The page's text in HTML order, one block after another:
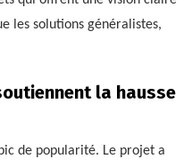
les solutions généralistes,
la hausse
de popularité. Le projet a